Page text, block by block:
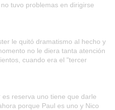
tuvo problemas en dirigirse
le quitó dramatismo al hecho y
no le diera tanta atención
cuando era el "tercer
reserva uno tiene que darle
porque Paul es uno y Nico